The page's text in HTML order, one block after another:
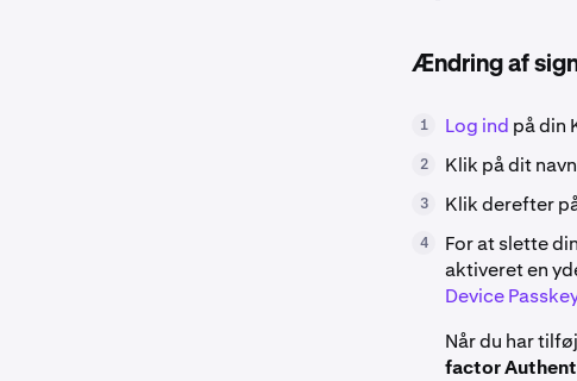
Ændring af
1 Log ind på din
2 Klik på dit
3 Klik derefter
4
For at slette
aktiveret en
Device Passkey
Når du har
factor